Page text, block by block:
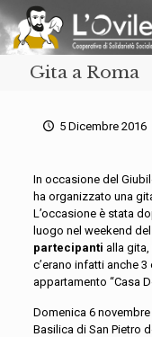
Gita a Roma
5 Dicembre 2016
In occasione del
ha organizzato una
L’occasione è stata
luogo nel weekend
partecipanti alla
c’erano infatti anche
appartamento “Casa
Domenica 6
Basilica di San Pietro